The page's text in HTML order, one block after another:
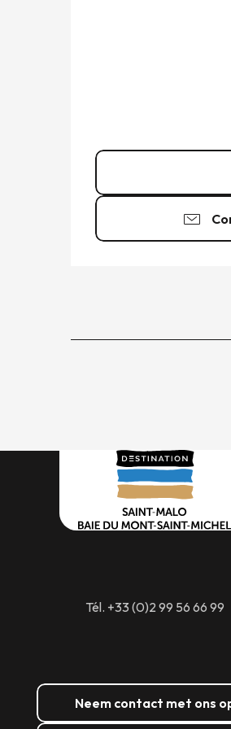
Tél. +33 (0)2 99 56 66 99
Neem contact met ons